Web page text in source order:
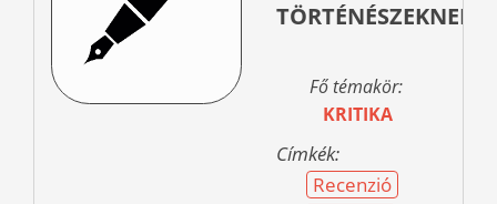
TÖRTÉNÉSZEKNEK
Fő témakör:
KRITIKA
Címkék:
Recenzió